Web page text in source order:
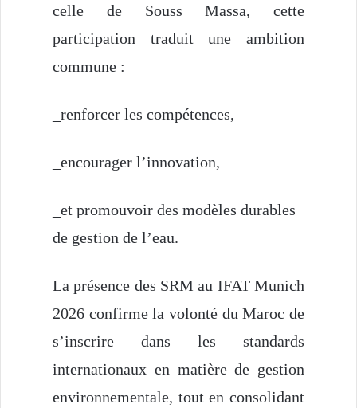
celle de Souss Massa, cette
participation traduit une ambition
commune :
_renforcer les compétences,
_encourager l’innovation,
_et promouvoir des modèles durables
de gestion de l’eau.
La présence des SRM au IFAT Munich
2026 confirme la volonté du Maroc de
s’inscrire dans les standards
internationaux en matière de gestion
environnementale, tout en consolidant